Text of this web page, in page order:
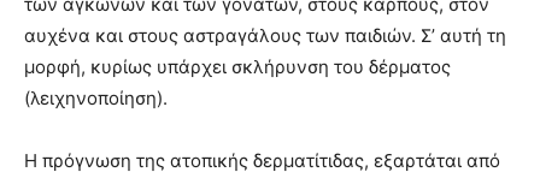
αυχένα και στους αστραγάλους των παιδιών. Σ’ αυτή τη
μορφή, κυρίως υπάρχει σκλήρυνση του δέρματος
(λειχηνοποίηση).
Η πρόγνωση της ατοπικής δερματίτιδας, εξαρτάται από